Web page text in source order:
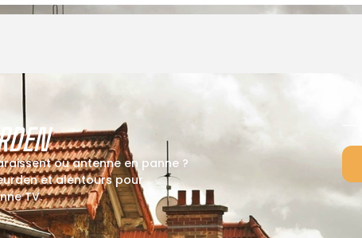
ou antenne en panne ?
et alentours pour
TV.